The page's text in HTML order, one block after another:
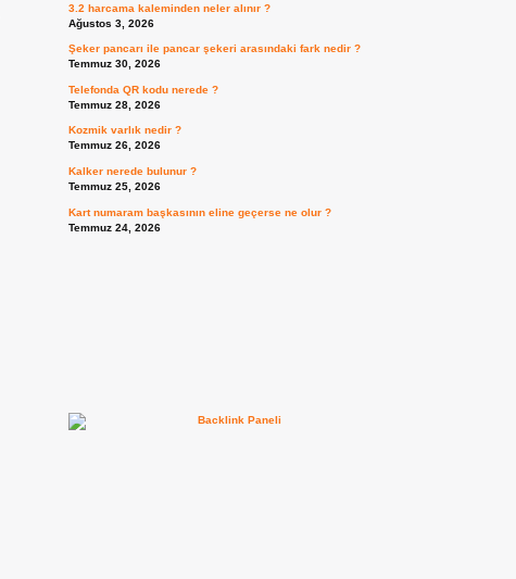
3.2 harcama kaleminden neler alınır ?
Ağustos 3, 2026
Şeker pancarı ile pancar şekeri arasındaki fark nedir ?
Temmuz 30, 2026
Telefonda QR kodu nerede ?
Temmuz 28, 2026
Kozmik varlık nedir ?
Temmuz 26, 2026
Kalker nerede bulunur ?
Temmuz 25, 2026
Kart numaram başkasının eline geçerse ne olur ?
Temmuz 24, 2026